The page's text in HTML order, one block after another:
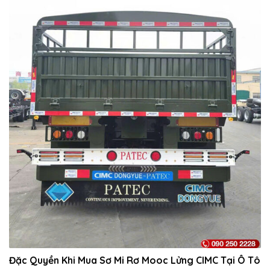
Đặc Quyền Khi Mua Sơ Mi Rơ Mooc Lửng CIMC Tại Ô Tô